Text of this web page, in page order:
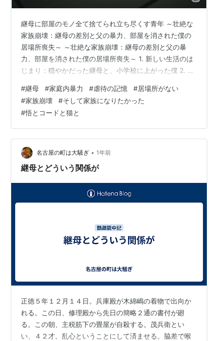
継母に部屋のモノ全て捨てられ立ち尽くす青年 ～壮絶な
家族崩壊：継母の差別と父の暴力、部屋を消された僕の
居場所喪失～ ～壮絶な家族崩壊：継母の差別と父の暴
力、部屋を消された僕の居場所喪失～ 1. 新しい生活のは
じまり：穏やかだった継母と、小学校に上がった僕 2. 豹
兄弟 3. 無表情の暴力：天井近くまで持ち上げられ、床に
叩きつけられた恐怖 4. 忘れられない屈辱：アパートの廊
下で「裸にされ晒された」記憶 5. 虐待の連鎖：子どもた
ちが「普通」だと受け入れた地獄 6. 居場所の喪失：部屋
ごと、存在ごと消し去られた僕の痕跡 7. 18歳の選択：自
由と…
#継母 #家庭内暴力 #虐待の記憶 #居場所がない
#家族崩壊 #そして家族になりたかった
#悟とコードと猫と
名古屋の町は大騒ぎ • 1年前
継母とどういう関係が
正徳５年１２月１４日。兵庫殿が木綿嶋の着物で出向か
れる。この日、修理殿から先日の簡略２通の書付が廻
る。この朝、主税筋下の畳屋が自殺する。茂兵衛とい
い、４２才。乱心ということにして済ませる。脇差で喉